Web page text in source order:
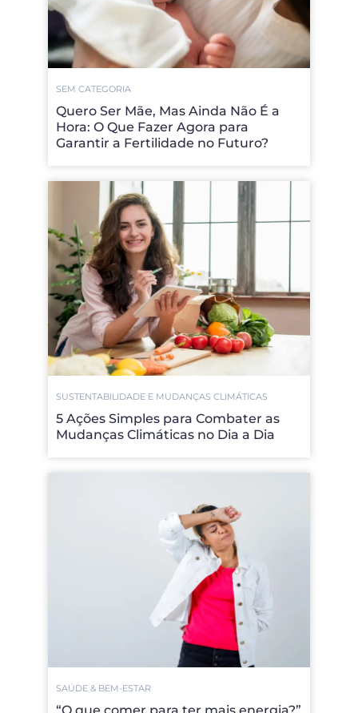
SEM CATEGORIA
Quero Ser Mãe, Mas Ainda Não É a
Hora: O Que Fazer Agora para
Garantir a Fertilidade no Futuro?
SUSTENTABILIDADE E MUDANÇAS CLIMÁTICAS
5 Ações Simples para Combater as
Mudanças Climáticas no Dia a Dia
SAÚDE & BEM-ESTAR